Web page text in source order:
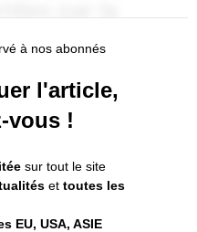
à nos abonnés
l'article,
vous !
sur tout le site
et toutes les
EU, USA, ASIE